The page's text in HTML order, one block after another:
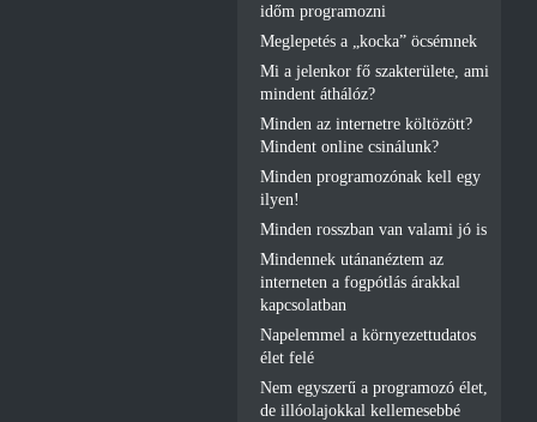
időm programozni
Meglepetés a „kocka” öcsémnek
Mi a jelenkor fő szakterülete, ami
mindent áthálóz?
Minden az internetre költözött?
Mindent online csinálunk?
Minden programozónak kell egy
ilyen!
Minden rosszban van valami jó is
Mindennek utánanéztem az
interneten a fogpótlás árakkal
kapcsolatban
Napelemmel a környezettudatos
élet felé
Nem egyszerű a programozó élet,
de illóolajokkal kellemesebbé